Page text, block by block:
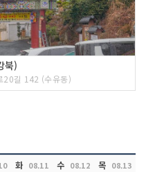
북)
20길 142 (수유동)
화 08.11 수 08.12 목 08.13